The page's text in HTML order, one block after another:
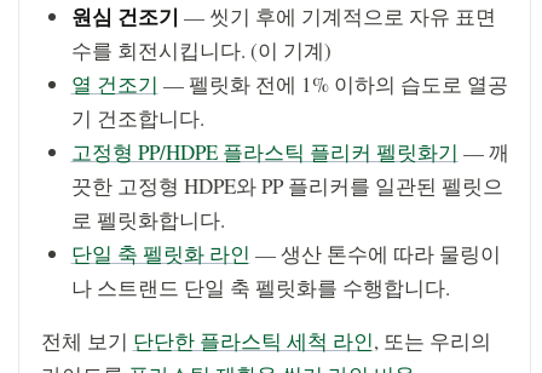
원심 건조기 — 씻기 후에 기계적으로 자유 표면
수를 회전시킵니다. (이 기계)
열 건조기 — 펠릿화 전에 1% 이하의 습도로 열공
기 건조합니다.
고정형 PP/HDPE 플라스틱 플리커 펠릿화기 — 깨
끗한 고정형 HDPE와 PP 플리커를 일관된 펠릿으
로 펠릿화합니다.
단일 축 펠릿화 라인 — 생산 톤수에 따라 물링이
나 스트랜드 단일 축 펠릿화를 수행합니다.
전체 보기 단단한 플라스틱 세척 라인, 또는 우리의